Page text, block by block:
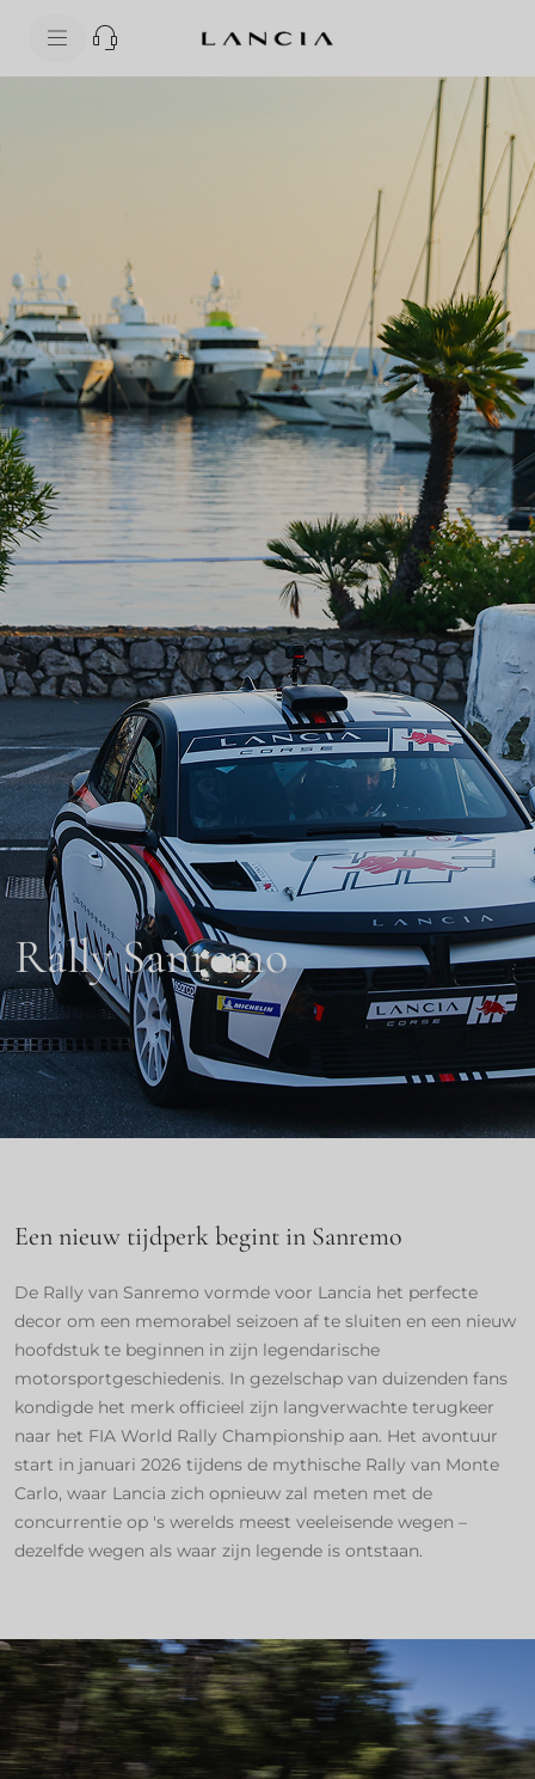
Rally Sanremo
Een nieuw tijdperk begint in Sanremo
De Rally van Sanremo vormde voor Lancia het perfecte
decor om een memorabel seizoen af te sluiten en een nieuw
hoofdstuk te beginnen in zijn legendarische
motorsportgeschiedenis. In gezelschap van duizenden fans
kondigde het merk officieel zijn langverwachte terugkeer
naar het FIA World Rally Championship aan. Het avontuur
start in januari 2026 tijdens de mythische Rally van Monte
Carlo, waar Lancia zich opnieuw zal meten met de
concurrentie op 's werelds meest veeleisende wegen –
dezelfde wegen als waar zijn legende is ontstaan.